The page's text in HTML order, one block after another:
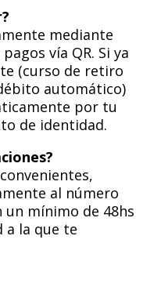
mediante
vía QR. Si ya
(curso de retiro
automático)
por tu
de identidad.
al número
un mínimo de 48hs
a la que te